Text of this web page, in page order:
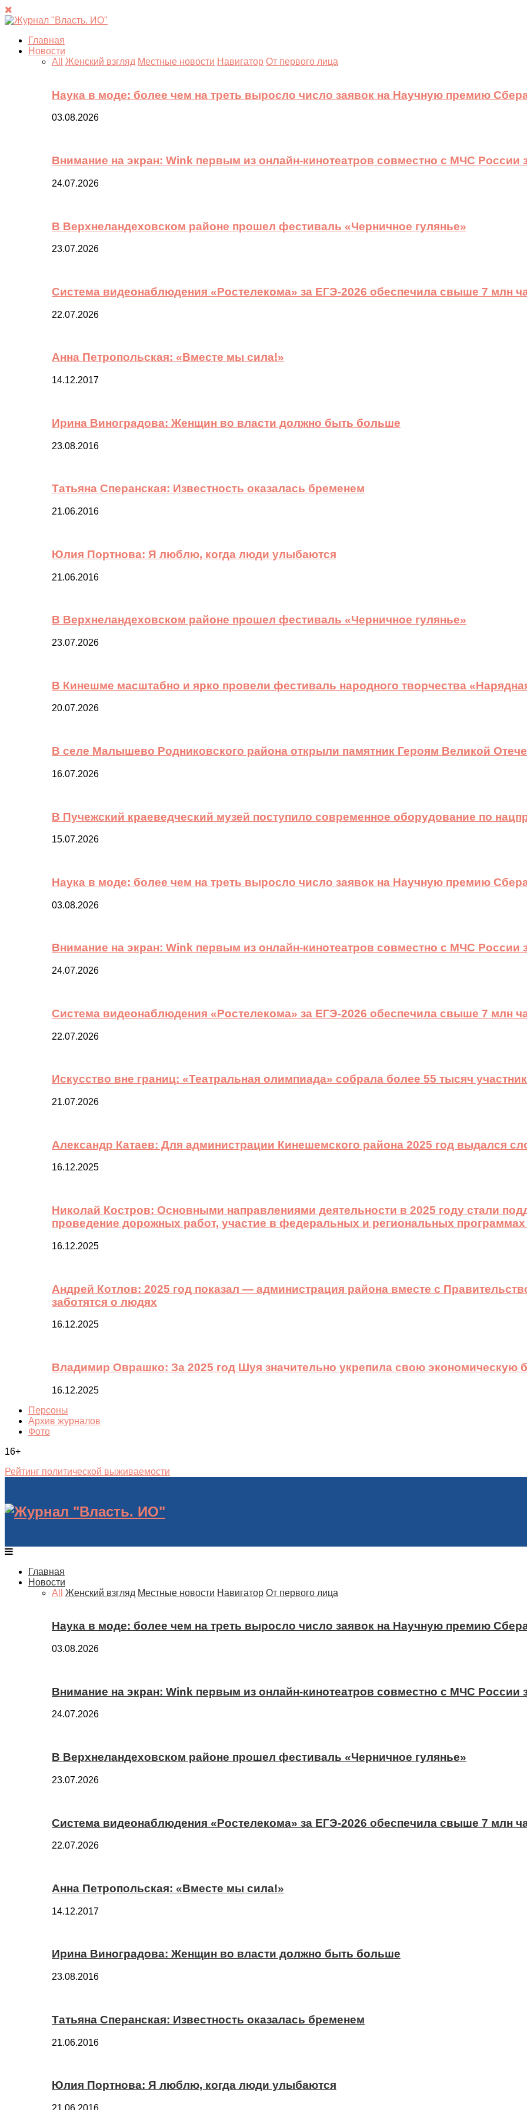
Главная
Новости
All
Женский взгляд Местные новости Навигатор От первого лица
Наука в моде: более чем на треть выросло число заявок на Научную премию
03.08.2026
Внимание на экран: Wink первым из онлайн-кинотеатров совместно с МЧС России
24.07.2026
В Верхнеландеховском районе прошел фестиваль «Черничное гулянье»
23.07.2026
Система видеонаблюдения «Ростелекома» за ЕГЭ-2026 обеспечила свыше 7 млн
22.07.2026
Анна Петропольская: «Вместе мы сила!»
14.12.2017
Ирина Виноградова: Женщин во власти должно быть больше
23.08.2016
Татьяна Сперанская: Известность оказалась бременем
21.06.2016
Юлия Портнова: Я люблю, когда люди улыбаются
21.06.2016
В Верхнеландеховском районе прошел фестиваль «Черничное гулянье»
23.07.2026
В Кинешме масштабно и ярко провели фестиваль народного творчества
20.07.2026
В селе Малышево Родниковского района открыли памятник Героям Великой
16.07.2026
В Пучежский краеведческий музей поступило современное оборудование по
15.07.2026
Наука в моде: более чем на треть выросло число заявок на Научную премию
03.08.2026
Внимание на экран: Wink первым из онлайн-кинотеатров совместно с МЧС России
24.07.2026
Система видеонаблюдения «Ростелекома» за ЕГЭ-2026 обеспечила свыше 7 млн
22.07.2026
Искусство вне границ: «Театральная олимпиада» собрала более 55 тысяч
21.07.2026
Александр Катаев: Для администрации Кинешемского района 2025 год выдался
16.12.2025
Николай Костров: Основными направлениями деятельности в 2025 году стали
проведение дорожных работ, участие в федеральных и региональных программах
16.12.2025
Андрей Котлов: 2025 год показал — администрация района вместе с
заботятся о людях
16.12.2025
Владимир Оврашко: За 2025 год Шуя значительно укрепила свою экономическую
16.12.2025
Персоны
Архив журналов
Фото
16+
Рейтинг политической выживаемости
Главная
Новости
All
Женский взгляд Местные новости Навигатор От первого лица
Наука в моде: более чем на треть выросло число заявок на Научную премию
03.08.2026
Внимание на экран: Wink первым из онлайн-кинотеатров совместно с МЧС России
24.07.2026
В Верхнеландеховском районе прошел фестиваль «Черничное гулянье»
23.07.2026
Система видеонаблюдения «Ростелекома» за ЕГЭ-2026 обеспечила свыше 7 млн
22.07.2026
Анна Петропольская: «Вместе мы сила!»
14.12.2017
Ирина Виноградова: Женщин во власти должно быть больше
23.08.2016
Татьяна Сперанская: Известность оказалась бременем
21.06.2016
Юлия Портнова: Я люблю, когда люди улыбаются
21.06.2016